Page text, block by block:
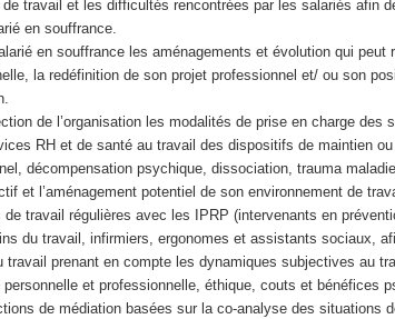
travail et les difficultés rencontrées par les salariés afin
en souffrance.
en souffrance les aménagements et évolution qui peut
la redéfinition de son projet professionnel et/ ou son
de l’organisation les modalités de prise en charge des
RH et de santé au travail des dispositifs de maintien ou
décompensation psychique, dissociation, trauma
et l’aménagement potentiel de son environnement de
travail régulières avec les IPRP (intervenants en
du travail, infirmiers, ergonomes et assistants sociaux,
travail prenant en compte les dynamiques subjectives au
et professionnelle, éthique, couts et bénéfices
de médiation basées sur la co-analyse des situations